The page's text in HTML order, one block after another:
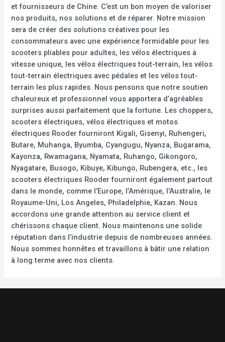
et fournisseurs de Chine. C’est un bon moyen de valoriser
nos produits, nos solutions et de réparer. Notre mission
sera de créer des solutions créatives pour les
consommateurs avec une expérience formidable pour les
scooters pliables pour adultes, les vélos électriques à
vitesse unique, les vélos électriques tout-terrain, les vélos
tout-terrain électriques avec pédales et les vélos tout-
terrain les plus rapides. Nous pensons que notre soutien
chaleureux et professionnel vous apportera d’agréables
surprises aussi parfaitement que la fortune. Les choppers,
scooters électriques, vélos électriques et motos
électriques Rooder fourniront Kigali, Gisenyi, Ruhengeri,
Butare, Muhanga, Byumba, Cyangugu, Nyanza, Bugarama,
Kayonza, Rwamagana, Nyamata, Ruhango, Gikongoro,
Nyagatare, Busogo, Kibuye, Kibungo, Rubengera, etc., les
scooters électriques Rooder fourniront également partout
dans le monde, comme l’Europe, l’Amérique, l’Australie, le
Royaume-Uni, Los Angeles, Philadelphie, Kazan. Nous
accordons une grande attention au service client et
chérissons chaque client. Nous maintenons une solide
réputation dans l’industrie depuis de nombreuses années.
Nous sommes honnêtes et travaillons à bâtir une relation
à long terme avec nos clients.